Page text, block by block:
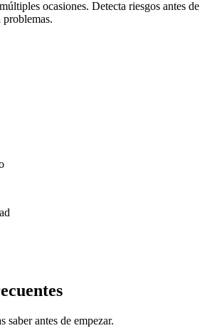
ocasiones. Detecta riesgos antes de
problemas.
saber antes de empezar.